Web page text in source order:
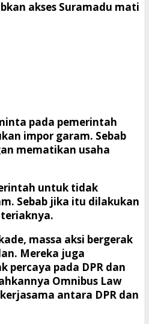
akses Suramadu mati
pada pemerintah
impor garam. Sebab
mematikan usaha
untuk tidak
Sebab jika itu dilakukan
massa aksi bergerak
Mereka juga
percaya pada DPR dan
Omnibus Law
antara DPR dan